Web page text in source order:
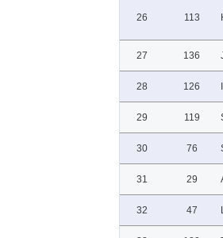
26 113
27 136
28 126
29 119
30 76
31 29
32 47